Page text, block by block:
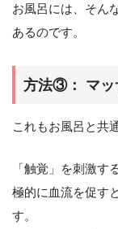
お風呂には、そん
あるのです。
方法③： マッ
これもお風呂と共
「触覚」を刺激
極的に血流を促す
す。